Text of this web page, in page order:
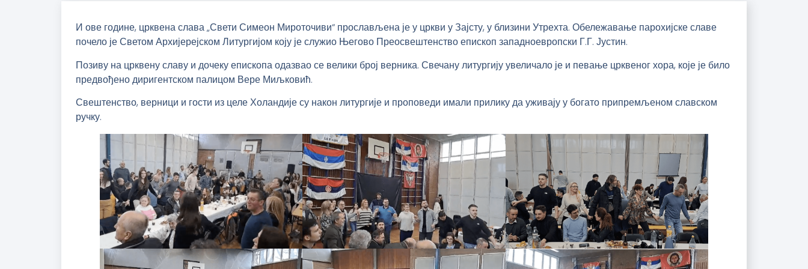
И ове године, црквена слава „Свети Симеон Мироточиви“ прослављена је у цркви у Зајсту, у близини Утрехта. Обележавање парохијске славе
почело је Светом Архијерејском Литургијом коју је служио Његово Преосвештенство епископ западноевропски Г.Г. Јустин.
Позиву на црквену славу и дочеку епископа одазвао се велики број верника. Свечану литургију увеличало је и певање црквеног хора, које је било
предвођено диригентском палицом Вере Миљковић.
Свештенство, верници и гости из целе Холандије су након литургије и проповеди имали прилику да уживају у богато припремљеном славском
ручку.